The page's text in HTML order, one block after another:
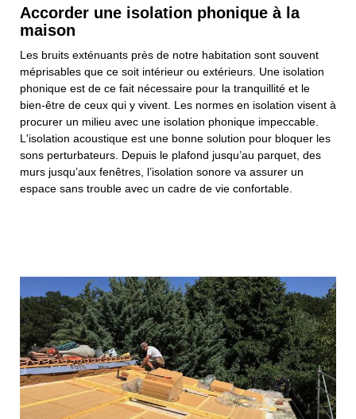
Accorder une isolation phonique à la
maison
Les bruits exténuants près de notre habitation sont souvent
méprisables que ce soit intérieur ou extérieurs. Une isolation
phonique est de ce fait nécessaire pour la tranquillité et le
bien-être de ceux qui y vivent. Les normes en isolation visent à
procurer un milieu avec une isolation phonique impeccable.
L'isolation acoustique est une bonne solution pour bloquer les
sons perturbateurs. Depuis le plafond jusqu’au parquet, des
murs jusqu’aux fenêtres, l’isolation sonore va assurer un
espace sans trouble avec un cadre de vie confortable.